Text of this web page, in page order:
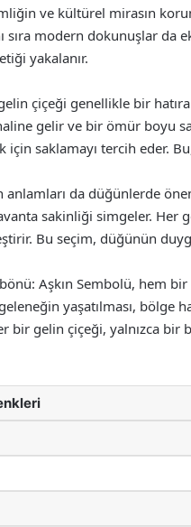
ve kültürel mirasın
sıra modern dokunuşlar da
yakalanır.
çiçeği genellikle bir
gelir ve bir ömür boyu
için saklamayı tercih eder.
anlamları da düğünlerde
sakinliği simgeler. Her
Bu seçim, düğünün
Aşkın Sembolü, hem
yaşatılması, bölge
bir gelin çiçeği, yalnızca bir